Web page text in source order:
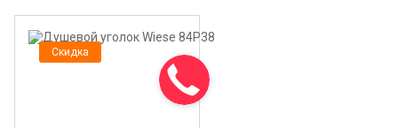
Скидка